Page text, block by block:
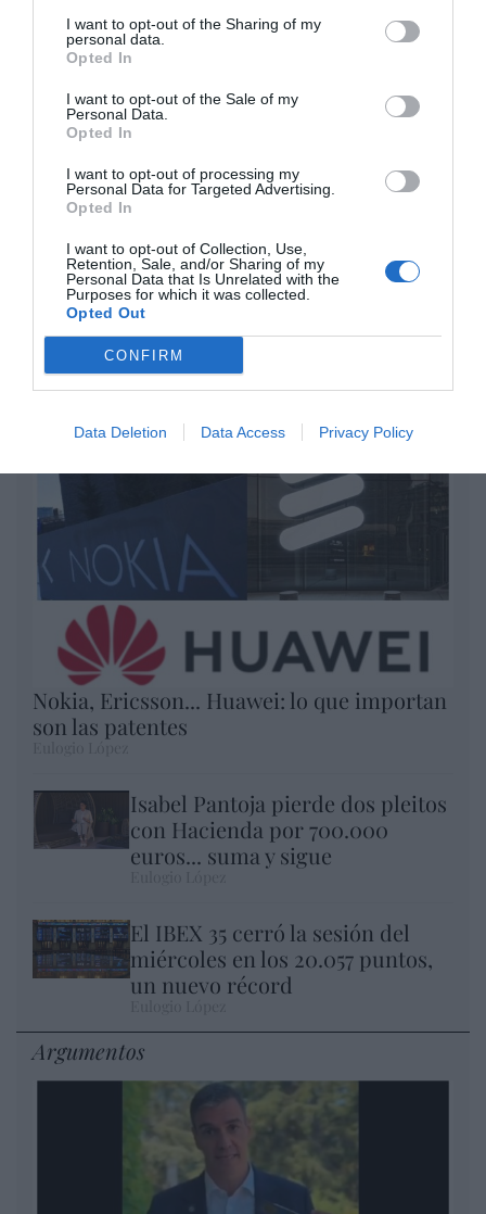
I want to opt-out of the Sharing of my
personal data.
Opted In
I want to opt-out of the Sale of my
Personal Data.
Opted In
I want to opt-out of processing my
Personal Data for Targeted Advertising.
Opted In
I want to opt-out of Collection, Use,
Retention, Sale, and/or Sharing of my
Personal Data that Is Unrelated with the
Purposes for which it was collected.
Opted Out
CONFIRM
Data Deletion Data Access Privacy Policy
por Hispanidad
Artículos anteriores
DIARIO DE LA CORRUPCIÓN SANCHISTA
Oír se manifiesta delante de La Mareta:
“Pedro Sánchez es un criminal”
por Redacción
Artículos anteriores
Opinión
Enormes minucias
Nokia, Ericsson... Huawei: lo que importan
son las patentes
Isabel Pantoja pierde dos pleitos
con Hacienda por 700.000
euros... suma y sigue
El IBEX 35 cerró la sesión del
miércoles en los 20.057 puntos,
un nuevo récord
Argumentos